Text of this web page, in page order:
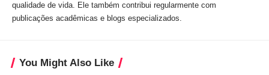
qualidade de vida. Ele também contribui regularmente com
publicações acadêmicas e blogs especializados.
You Might Also Like